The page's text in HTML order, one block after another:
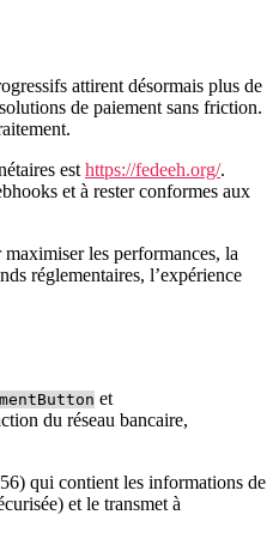
attirent désormais plus de
de paiement sans friction.
est https://fedeeh.org/.
et à rester conformes aux
les performances, la
réglementaires, l’expérience
et
du réseau bancaire,
qui contient les informations de
et le transmet à